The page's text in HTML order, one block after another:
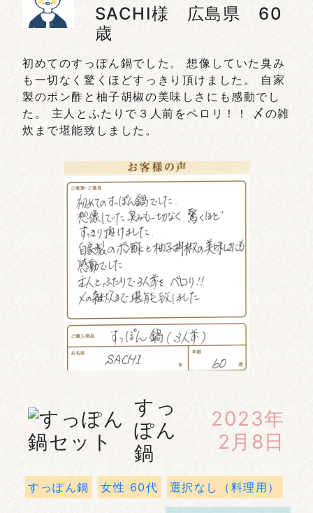
SACHI様 広島県 60
歳
初めてのすっぽん鍋でした。 想像していた臭み
も一切なく驚くほどすっきり頂けました。 自家
製のポン酢と柚子胡椒の美味しさにも感動でし
た。 主人とふたりで３人前をペロリ！！ 〆の雑
炊まで堪能致しました。
すっ
ぽん
鍋
2023年
2月8日
すっぽん鍋 女性 60代 選択なし（料理用）